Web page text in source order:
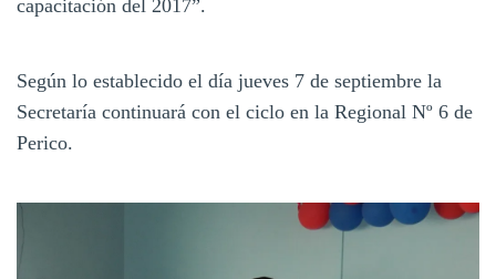
capacitación del 2017”.
Según lo establecido el día jueves 7 de septiembre la
Secretaría continuará con el ciclo en la Regional Nº 6 de
Perico.